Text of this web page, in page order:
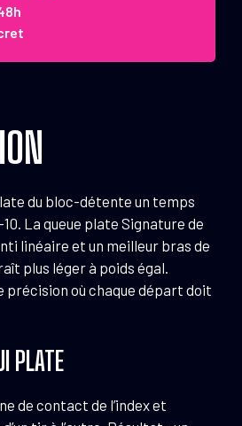
CMC
Triggers
Droite
1,13
-
Flat
du bloc-détente un temps
La queue plate Signature de
linéaire et un meilleur bras de
plus léger à poids égal.
précision où chaque départ doit
PLATE
de contact de l’index et